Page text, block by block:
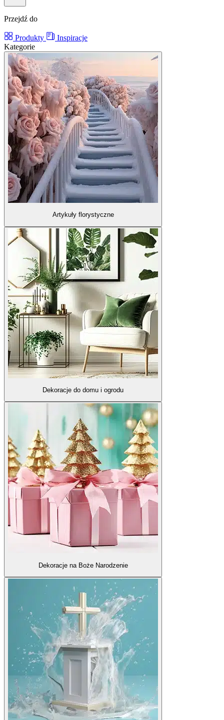
Przejdź do
Produkty
Inspiracje
Kategorie
Artykuły florystyczne
Dekoracje do domu i ogrodu
Dekoracje na Boże Narodzenie